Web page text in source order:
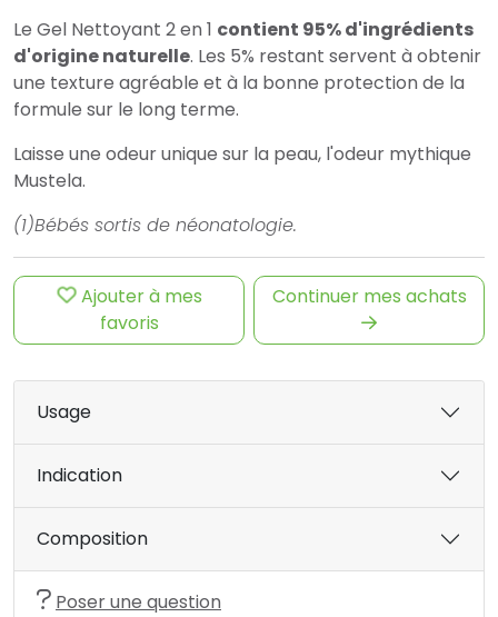
Le Gel Nettoyant 2 en 1 contient 95% d'ingrédients
d'origine naturelle. Les 5% restant servent à obtenir
une texture agréable et à la bonne protection de la
formule sur le long terme.
Laisse une odeur unique sur la peau, l'odeur mythique
Mustela.
(1)Bébés sortis de néonatologie.
Ajouter à mes
favoris
Continuer mes achats
Usage
Indication
Composition
Poser une question